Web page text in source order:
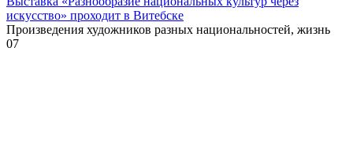
искусство» проходит в Витебске
Произведения художников разных национальностей, жизнь
07